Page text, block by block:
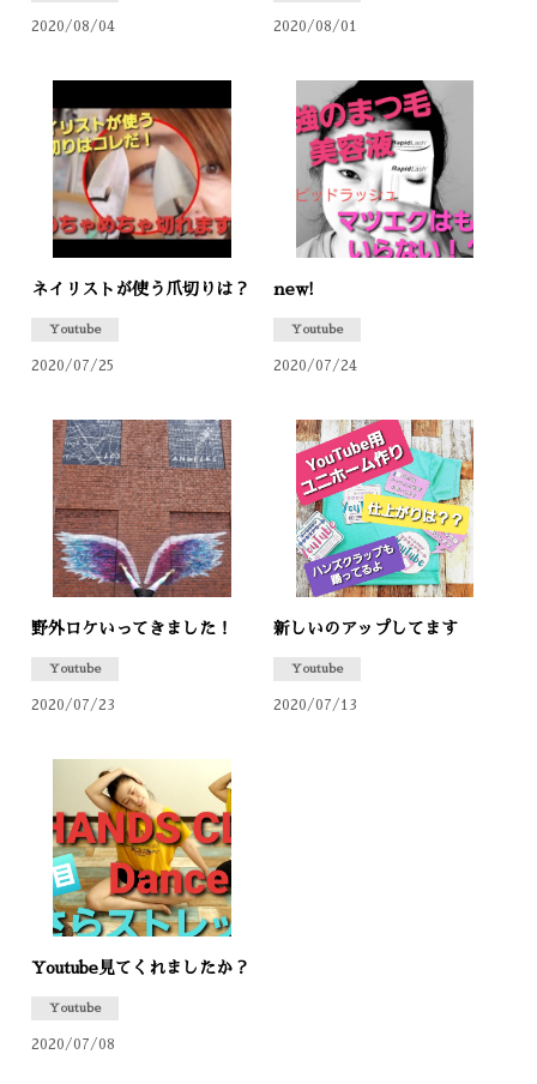
スタッフ
求人案内
2020/08/04 2020/08/01
ネイリストが使う爪切りは？
Youtube
2020/07/25
new!
Youtube
2020/07/24
野外ロケいってきました！
Youtube
2020/07/23
新しいのアップしてます
Youtube
2020/07/13
Youtube見てくれましたか？
Youtube
2020/07/08